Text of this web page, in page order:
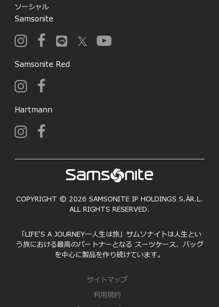
ソーシャル
Samsonite
Samsonite Red
Hartmann
COPYRIGHT © 2026 SAMSONITE IP HOLDINGS S.ÀR.L.
ALL RIGHTS RESERVED.
「LIFE'S A JOURNEY―人生は旅」サムソナイトは人生とい
う旅における最高のパートナーとなる スーツケース、バッグ
を中心に製品を作り続けています。
サイトマップ
利用規約